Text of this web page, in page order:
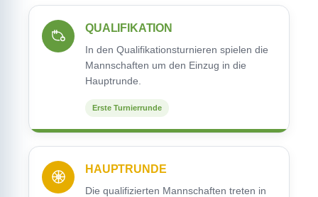
QUALIFIKATION
In den Qualifikationsturnieren spielen die
Mannschaften um den Einzug in die
Hauptrunde.
Erste Turnierrunde
HAUPTRUNDE
Die qualifizierten Mannschaften treten in